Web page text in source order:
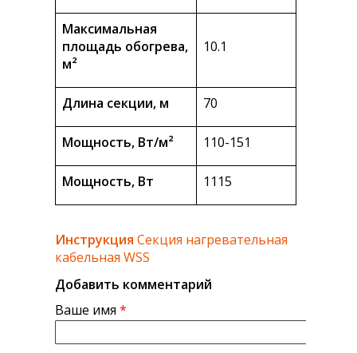
Максимальная
площадь обогрева,
м²
10.1
Длина секции, м 70
Мощность, Вт/м² 110-151
Мощность, Вт 1115
Инструкция Секция нагревательная
кабельная WSS
Добавить комментарий
Ваше имя *